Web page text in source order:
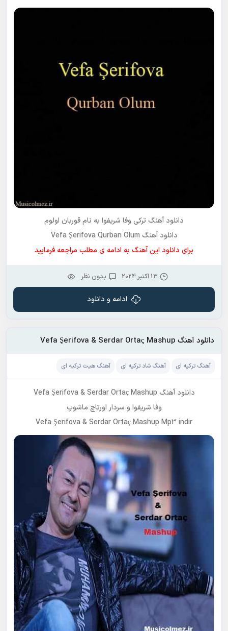
دانلود آهنگ ترکیوفا شریفوا به نامقوربان اولوم
دانلود آهنگ Vefa Şerifova Qurban Olum
برای دانلود این آهنگ به ادامه ی مطلب مراجعه فرمایید
13 اکتبر 2024 بدون نظر
ادامه و دانلود
دانلود آهنگ Vefa Şerifova & Serdar Ortaç Mashup
آهنگ ترکیه ای آهنگ شاد ترکیه ای آهنگ هیت ترکیه ای
دانلود آهنگ Vefa Şerifova & Serdar Ortaç Mashup
وفا شریفوا و سردار اورتاچ ماشوپ
Vefa Şerifova & Serdar Ortaç Mashup Mp3 indir